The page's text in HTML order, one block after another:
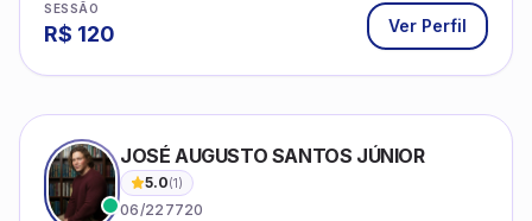
SESSÃO
R$ 120 Ver Perfil
JOSÉ AUGUSTO SANTOS JÚNIOR
5.0(1)
06/227720